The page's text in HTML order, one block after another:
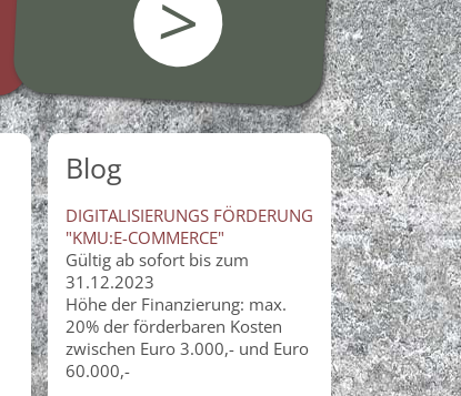
>
Blog
DIGITALISIERUNGS FÖRDERUNG
"KMU:E-COMMERCE"
Gültig ab sofort bis zum
31.12.2023
Höhe der Finanzierung: max.
20% der förderbaren Kosten
zwischen Euro 3.000,- und Euro
60.000,-